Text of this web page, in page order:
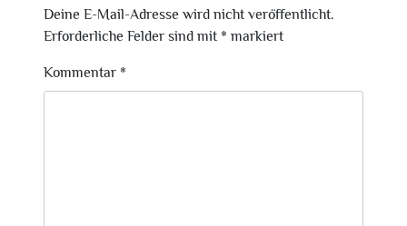
Deine E-Mail-Adresse wird nicht veröffentlicht.
Erforderliche Felder sind mit * markiert
Kommentar *